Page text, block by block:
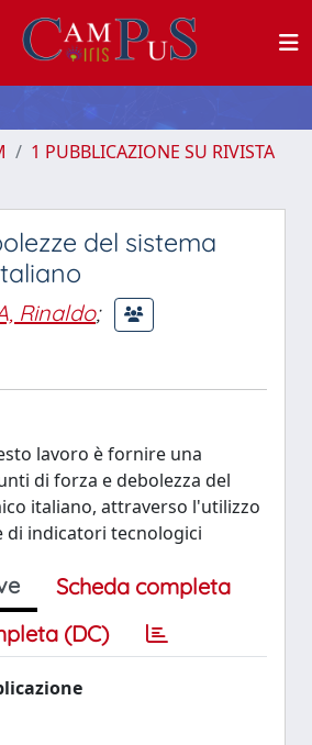
1 PUBBLICAZIONE SU RIVISTA
del sistema
Rinaldo;
lavoro è fornire una
di forza e debolezza del
italiano, attraverso l'utilizzo
di indicatori tecnologici
Scheda completa
(DC)